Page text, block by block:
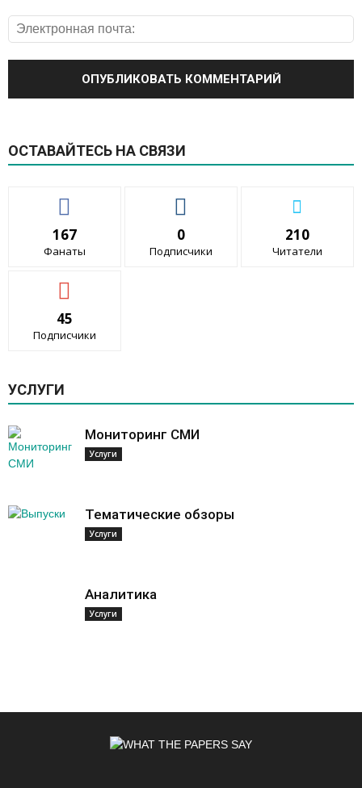
ОСТАВАЙТЕСЬ НА СВЯЗИ
167
Фанаты
0
Подписчики
210
Читатели
45
Подписчики
УСЛУГИ
Мониторинг СМИ
Услуги
Тематические обзоры
Услуги
Аналитика
Услуги